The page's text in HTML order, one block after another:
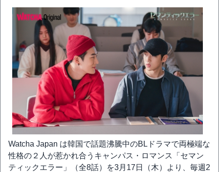
Watcha Japan は韓国で話題沸騰中のBLドラマで両極端な
性格の２人が惹かれ合うキャンパス・ロマンス「セマン
ティックエラー」（全8話）を3月17日（木）より、毎週2